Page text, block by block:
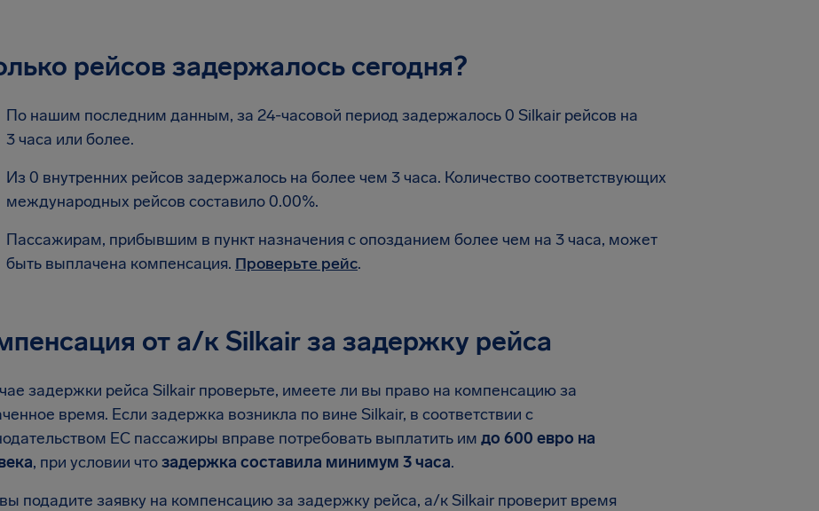
рейсов задержалось сегодня?
По нашим последним данным, за 24-часовой период задержалось 0 Silkair рейсов на
3 часа или более.
Из 0 внутренних рейсов задержалось на более чем 3 часа. Количество соответствующих
международных рейсов составило 0.00%.
Пассажирам, прибывшим в пункт назначения с опозданием более чем на 3 часа, может
быть выплачена компенсация. Проверьте рейс.
от а/к Silkair за задержку рейса
задержки рейса Silkair проверьте, имеете ли вы право на компенсацию за
время. Если задержка возникла по вине Silkair, в соответствии с
ЕС пассажиры вправе потребовать выплатить им до 600 евро на
, при условии чтозадержка составила минимум 3 часа.
подадите заявку на компенсацию за задержку рейса, а/к Silkair проверит время